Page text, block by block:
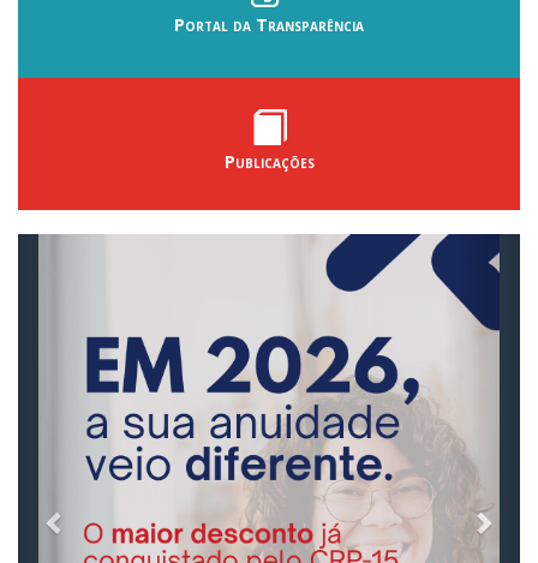
Portal da Transparência
Publicações